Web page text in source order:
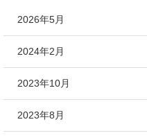
2026年5月
2024年2月
2023年10月
2023年8月